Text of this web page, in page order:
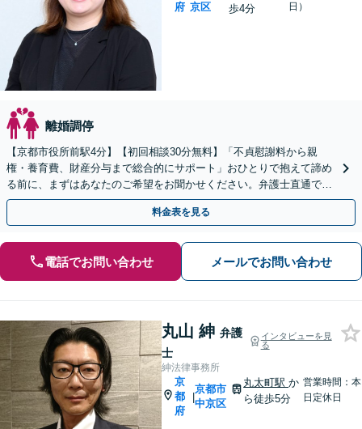
府 京区
歩4分
日）
離婚調停
【京都市役所前駅4分】【初回相談30分無料】「不貞慰謝料から親
権・養育費、財産分与まで総合的にサポート」おひとりで抱えて諦め
る前に、まずはあなたのご希望をお聞かせください。弁護士直通でお
問い合わせいただけるので、最短即日対応が可能です。
料金表を見る
電話でお問い合わせ メールでお問い合わせ
丸山 紳 弁護
士
インタビューを見
る
紳法律事務所
京
都
府
|
京都市
中京区
丸太町駅か
ら徒歩5分
営業時間：本
日定休日